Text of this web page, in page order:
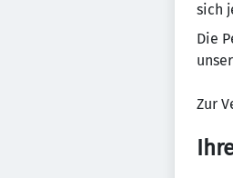
sich
Die
Zur